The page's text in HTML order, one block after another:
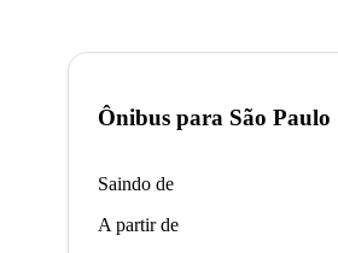
Ônibus para São Paulo
Saindo de
A partir de